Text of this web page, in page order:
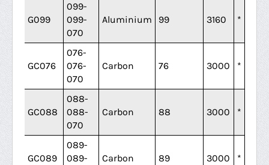
G099
099-
099-
070
Aluminium 99 3160 *
GC076
076-
076-
070
Carbon 76 3000 *
GC088
088-
088-
070
Carbon 88 3000 *
GC089
089-
089-
Carbon 89 3000 *